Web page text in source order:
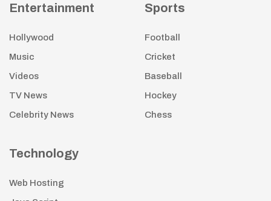
Entertainment
Hollywood
Music
Videos
TV News
Celebrity News
Sports
Football
Cricket
Baseball
Hockey
Chess
Technology
Web Hosting